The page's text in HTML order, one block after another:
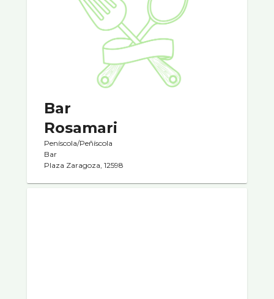
Bar
Rosamari
Peníscola/Peñíscola
Bar
Plaza Zaragoza, 12598